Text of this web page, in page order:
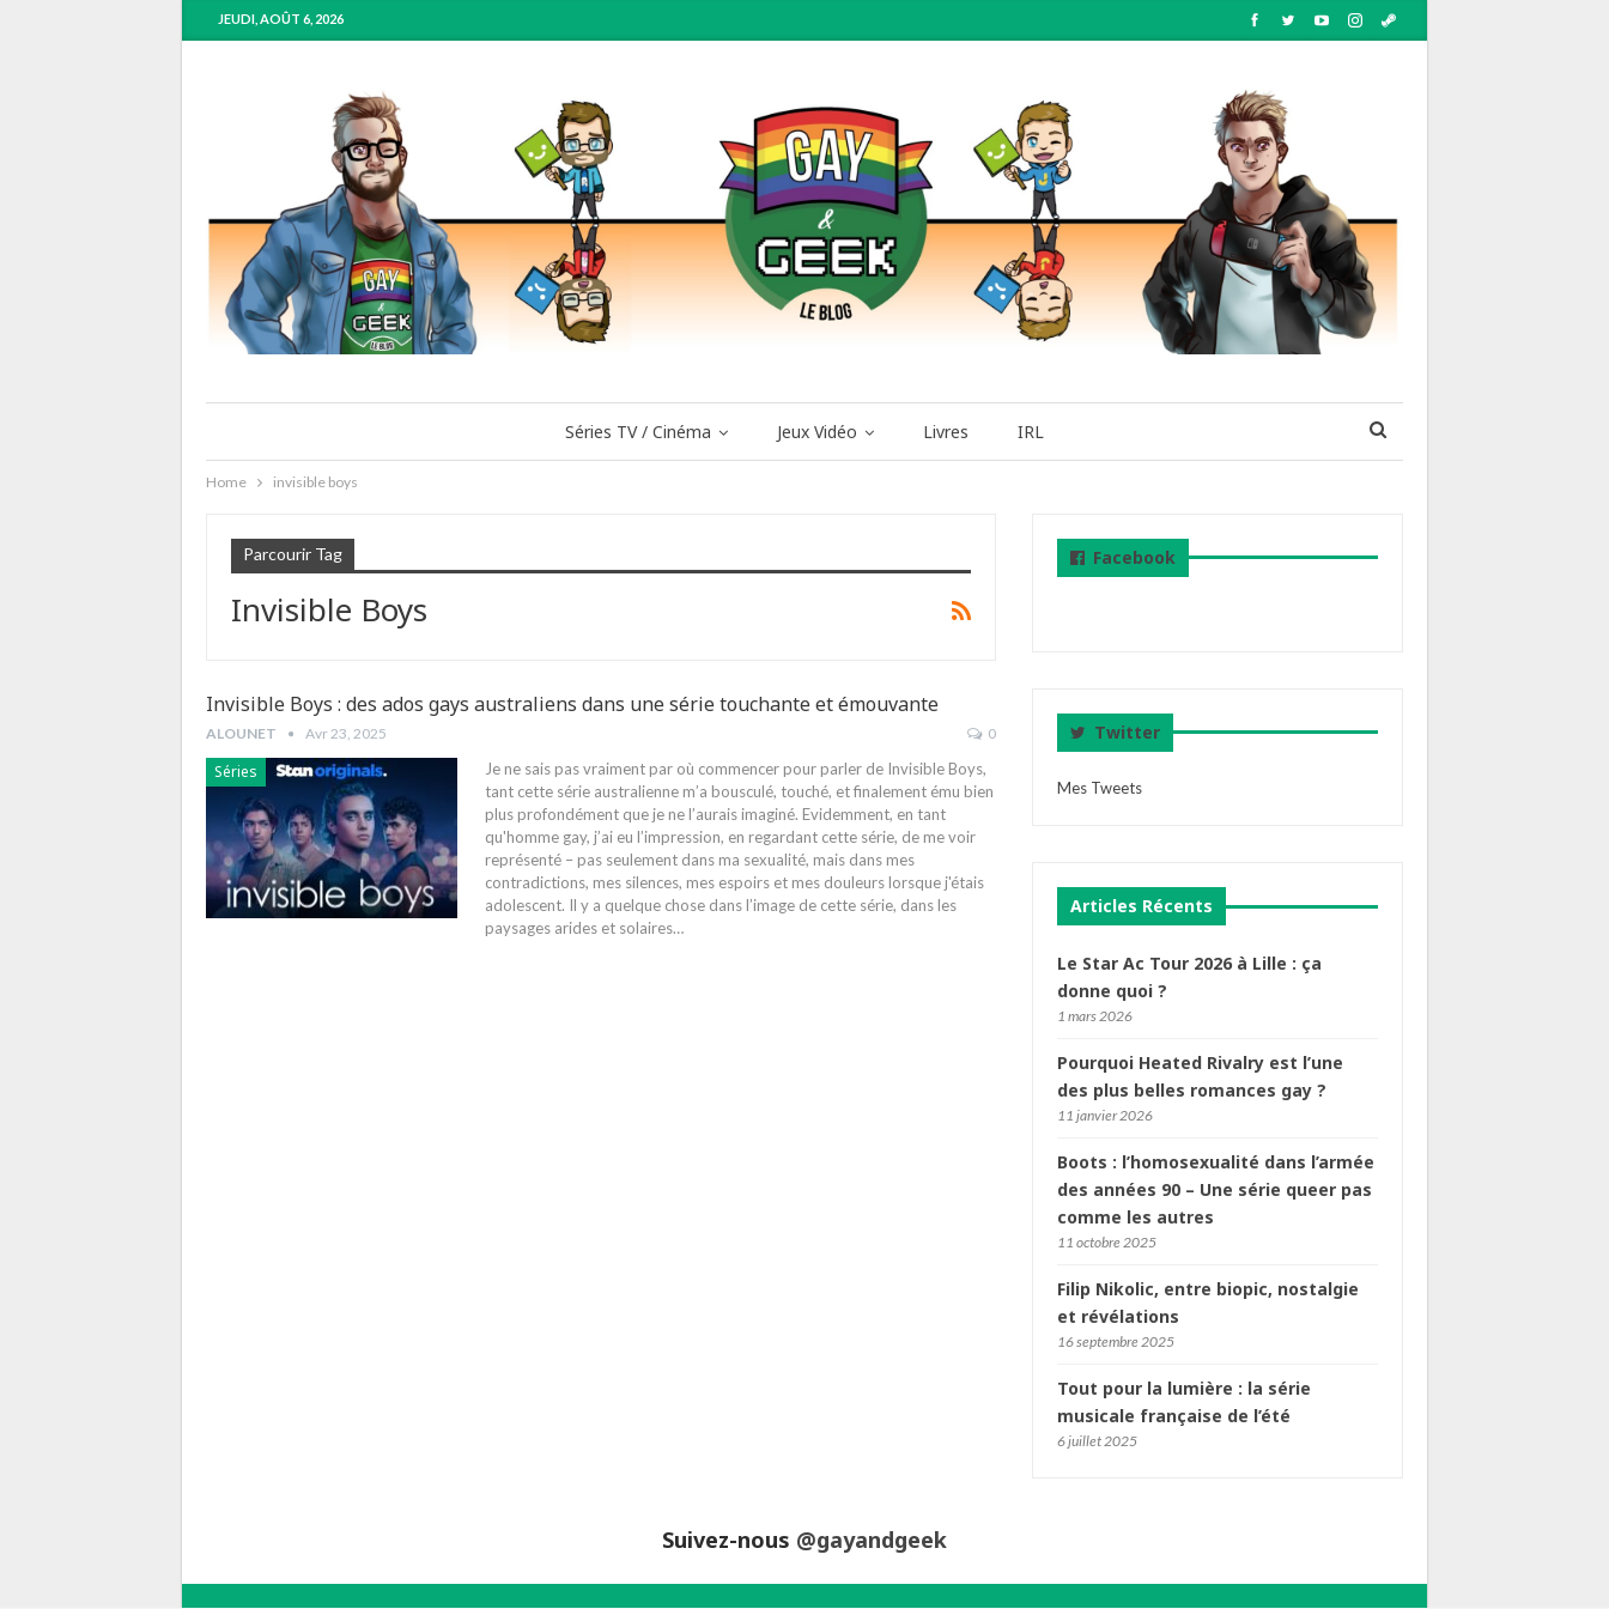
JEUDI, AOÛT 6, 2026
Séries TV / Cinéma Jeux Vidéo Livres IRL
Home invisible boys
Parcourir Tag
Invisible Boys
Invisible Boys : des ados gays australiens dans une série touchante et émouvante
ALOUNET Avr 23, 2025 0
Séries
Je ne sais pas vraiment par où commencer pour parler de Invisible Boys,
tant cette série australienne m’a bousculé, touché, et finalement ému bien
plus profondément que je ne l’aurais imaginé. Evidemment, en tant
qu'homme gay, j’ai eu l’impression, en regardant cette série, de me voir
représenté – pas seulement dans ma sexualité, mais dans mes
contradictions, mes silences, mes espoirs et mes douleurs lorsque j'étais
adolescent. Il y a quelque chose dans l’image de cette série, dans les
paysages arides et solaires…
Facebook
Twitter
Mes Tweets
Articles Récents
Le Star Ac Tour 2026 à Lille : ça
donne quoi ?
1 mars 2026
Pourquoi Heated Rivalry est l’une
des plus belles romances gay ?
11 janvier 2026
Boots : l’homosexualité dans l’armée
des années 90 – Une série queer pas
comme les autres
11 octobre 2025
Filip Nikolic, entre biopic, nostalgie
et révélations
16 septembre 2025
Tout pour la lumière : la série
musicale française de l’été
6 juillet 2025
Suivez-nous @gayandgeek